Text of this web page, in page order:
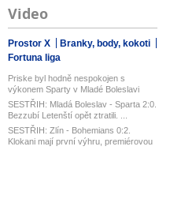
Video
Prostor X
Branky, body, kokoti
Fortuna liga
Priske byl hodně nespokojen s
výkonem Sparty v Mladé Boleslavi
SESTŘIH: Mladá Boleslav - Sparta 2:0.
Bezzubí Letenští opět ztratili. ...
SESTŘIH: Zlín - Bohemians 0:2.
Klokani mají první výhru, premiérovou